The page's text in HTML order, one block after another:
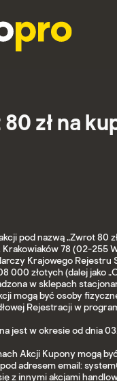
zł na
pod nazwą „Zwrot 80
Krakowiaków 78 (02-255
Krajowego Rejestru
000 złotych (dalej jako
w sklepach
mogą być osoby
Rejestracji w
jest w okresie od dnia
Akcji Kupony mogą
adresem email:
z innymi akcjami